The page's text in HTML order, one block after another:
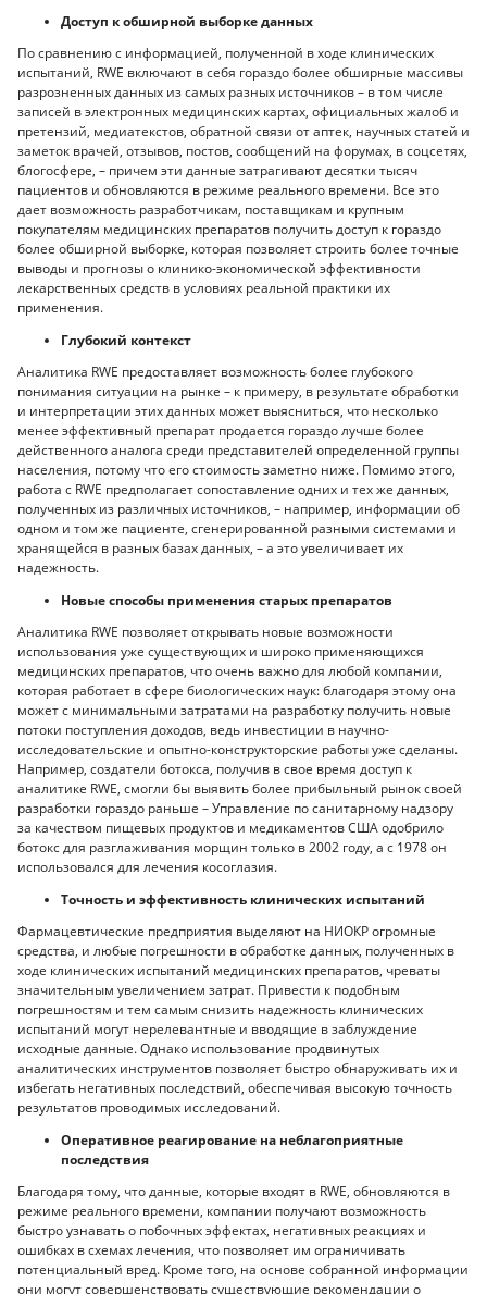
Доступ к обширной выборке данных
По сравнению с информацией, полученной в ходе клинических
испытаний, RWE включают в себя гораздо более обширные массивы
разрозненных данных из самых разных источников – в том числе
записей в электронных медицинских картах, официальных жалоб и
претензий, медиатекстов, обратной связи от аптек, научных статей и
заметок врачей, отзывов, постов, сообщений на форумах, в соцсетях,
блогосфере, – причем эти данные затрагивают десятки тысяч
пациентов и обновляются в режиме реального времени. Все это
дает возможность разработчикам, поставщикам и крупным
покупателям медицинских препаратов получить доступ к гораздо
более обширной выборке, которая позволяет строить более точные
выводы и прогнозы о клинико-экономической эффективности
лекарственных средств в условиях реальной практики их
применения.
Глубокий контекст
Аналитика RWE предоставляет возможность более глубокого
понимания ситуации на рынке – к примеру, в результате обработки
и интерпретации этих данных может выясниться, что несколько
менее эффективный препарат продается гораздо лучше более
действенного аналога среди представителей определенной группы
населения, потому что его стоимость заметно ниже. Помимо этого,
работа с RWE предполагает сопоставление одних и тех же данных,
полученных из различных источников, – например, информации об
одном и том же пациенте, сгенерированной разными системами и
хранящейся в разных базах данных, – а это увеличивает их
надежность.
Новые способы применения старых препаратов
Аналитика RWE позволяет открывать новые возможности
использования уже существующих и широко применяющихся
медицинских препаратов, что очень важно для любой компании,
которая работает в сфере биологических наук: благодаря этому она
может с минимальными затратами на разработку получить новые
потоки поступления доходов, ведь инвестиции в научно-
исследовательские и опытно-конструкторские работы уже сделаны.
Например, создатели ботокса, получив в свое время доступ к
аналитике RWE, смогли бы выявить более прибыльный рынок своей
разработки гораздо раньше – Управление по санитарному надзору
за качеством пищевых продуктов и медикаментов США одобрило
ботокс для разглаживания морщин только в 2002 году, а с 1978 он
использовался для лечения косоглазия.
Точность и эффективность клинических испытаний
Фармацевтические предприятия выделяют на НИОКР огромные
средства, и любые погрешности в обработке данных, полученных в
ходе клинических испытаний медицинских препаратов, чреваты
значительным увеличением затрат. Привести к подобным
погрешностям и тем самым снизить надежность клинических
испытаний могут нерелевантные и вводящие в заблуждение
исходные данные. Однако использование продвинутых
аналитических инструментов позволяет быстро обнаруживать их и
избегать негативных последствий, обеспечивая высокую точность
результатов проводимых исследований.
Оперативное реагирование на неблагоприятные
последствия
Благодаря тому, что данные, которые входят в RWE, обновляются в
режиме реального времени, компании получают возможность
быстро узнавать о побочных эффектах, негативных реакциях и
ошибках в схемах лечения, что позволяет им ограничивать
потенциальный вред. Кроме того, на основе собранной информации
они могут совершенствовать существующие рекомендации о